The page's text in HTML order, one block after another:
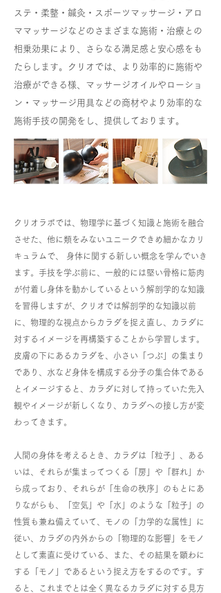
クリオラボでは、物理学に基づく知識と施術を融合
させた、他に類をみないユニークできめ細かなカリ
キュラムで、 身体に関する新しい概念を学んでいき
ます。手技を学ぶ前に、一般的には堅い骨格に筋肉
が付着し身体を動かしているという解剖学的な知識
を習得しますが、クリオでは解剖学的な知識以前
に、物理的な視点からカラダを捉え直し、カラダに
対するイメージを再構築することから学習します。
皮膚の下にあるカラダを、小さい「つぶ」の集まり
であり、水など身体を構成する分子の集合体である
とイメージすると、カラダに対して持っていた先入
観やイメージが新しくなり、カラダへの接し方が変
わってきます。
人間の身体を考えるとき、カラダは「粒子」、ある
いは、それらが集まってつくる「房」や「群れ」か
ら成っており、それらが「生命の秩序」のもとにあ
りながらも、「空気」や「水」のような「粒子」の
性質も兼ね備えていて、モノの「力学的な属性」に
従い、カラダの内外からの「物理的な影響」をモノ
として素直に受けている、また、その結果を顕わに
する「モノ」であるという捉え方をするのです。す
ると、これまでとは全く異なるカラダに対する見方
ステ・柔整・鍼灸・スポーツマッサージ・アロ
ママッサージなどのさまざまな施術・治療との
相乗効果により、さらなる満足感と安心感をも
たらします。クリオでは、より効率的に施術や
治療ができる様、マッサージオイルやローショ
ン・マッサージ用具などの商材やより効率的な
施術手技の開発をし、提供しております。